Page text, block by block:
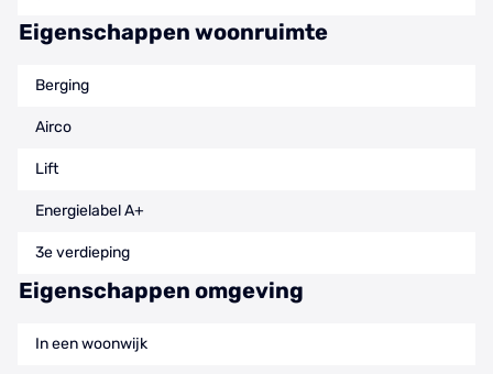
Eigenschappen woonruimte
Berging
Airco
Lift
Energielabel A+
3e verdieping
Eigenschappen omgeving
In een woonwijk